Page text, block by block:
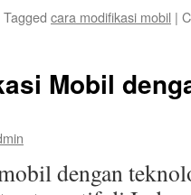
Tagged cara modifikasi mobil |
Mobil
dengan